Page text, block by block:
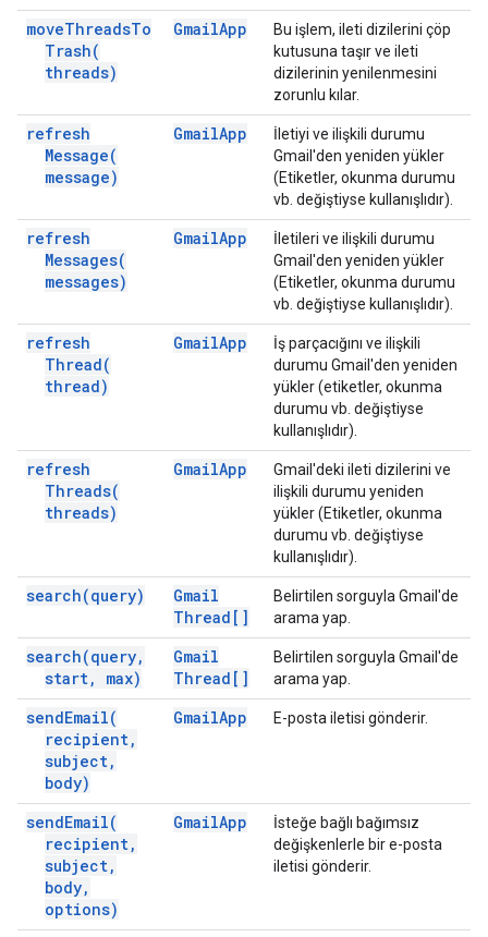
moveThreadsTo
Trash(
threads)
GmailApp
Bu işlem, ileti dizilerini çöp
kutusuna taşır ve ileti
dizilerinin yenilenmesini
zorunlu kılar.
refresh
Message(
message)
GmailApp
İletiyi ve ilişkili durumu
Gmail'den yeniden yükler
(Etiketler, okunma durumu
vb. değiştiyse kullanışlıdır).
refresh
Messages(
messages)
GmailApp
İletileri ve ilişkili durumu
Gmail'den yeniden yükler
(Etiketler, okunma durumu
vb. değiştiyse kullanışlıdır).
refresh
Thread(
thread)
GmailApp
İş parçacığını ve ilişkili
durumu Gmail'den yeniden
yükler (etiketler, okunma
durumu vb. değiştiyse
kullanışlıdır).
refresh
Threads(
threads)
GmailApp
Gmail'deki ileti dizilerini ve
ilişkili durumu yeniden
yükler (Etiketler, okunma
durumu vb. değiştiyse
kullanışlıdır).
search(query)
Gmail
Thread[]
Belirtilen sorguyla Gmail'de
arama yap.
search(query,
start, max)
Gmail
Thread[]
Belirtilen sorguyla Gmail'de
arama yap.
sendEmail(
recipient,
subject,
body)
GmailApp E-posta iletisi gönderir.
sendEmail(
recipient,
subject,
body,
options)
GmailApp
İsteğe bağlı bağımsız
değişkenlerle bir e-posta
iletisi gönderir.